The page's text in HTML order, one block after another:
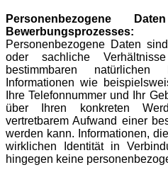
Personenbezogene
Bewerbungsprozesses:
Personenbezogene Daten
oder sachliche
bestimmbaren
Informationen wie
Ihre Telefonnummer und Ihr
über Ihren konkreten
vertretbarem Aufwand einer
werden kann. Informationen,
wirklichen Identität in
hingegen keine